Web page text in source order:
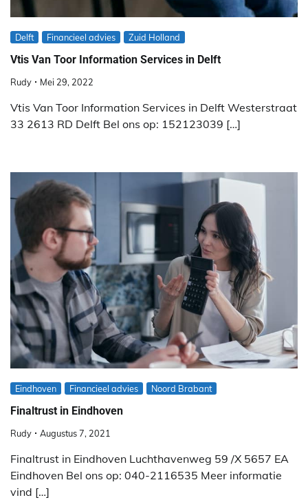
Delft Financieel advies Zuid Holland
Vtis Van Toor Information Services in Delft
Rudy Mei 29, 2022
Vtis Van Toor Information Services in Delft Westerstraat
33 2613 RD Delft Bel ons op: 152123039 […]
Eindhoven Financieel advies Noord Brabant
Finaltrust in Eindhoven
Rudy Augustus 7, 2021
Finaltrust in Eindhoven Luchthavenweg 59 /X 5657 EA
Eindhoven Bel ons op: 040-2116535 Meer informatie
vind […]